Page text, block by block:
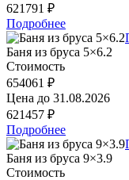
621791 ₽
Подробнее
Баня из бруса 5×6.2
Стоимость
654061 ₽
Цена до 31.08.2026
621457 ₽
Подробнее
Баня из бруса 9×3.9
Стоимость